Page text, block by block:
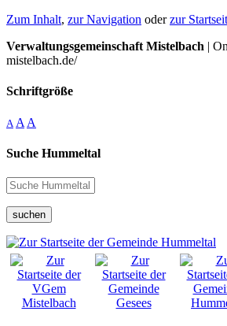
Zum Inhalt, zur Navigation oderzur
Verwaltungsgemeinschaft Mistelbach |
mistelbach.de/
Schriftgröße
A A A
Suche Hummeltal
suchen